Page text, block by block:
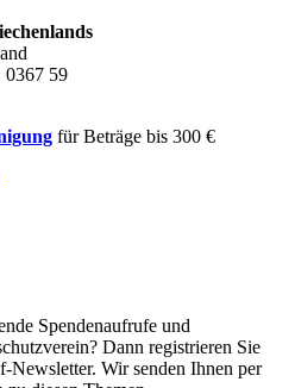
59
für Beträge bis 300 €
Spendenaufrufe und
Dann registrieren Sie
Newsletter. Wir senden Ihnen per